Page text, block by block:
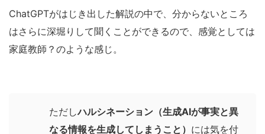
ChatGPTがはじき出した解説の中で、分からないところ
はさらに深堀りして聞くことができるので、感覚としては
家庭教師？のような感じ。
ただしハルシネーション（生成AIが事実と異
なる情報を生成してしまうこと） には気を付